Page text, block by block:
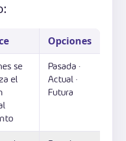
Opciones
se
el
Pasada ·
Actual ·
Futura